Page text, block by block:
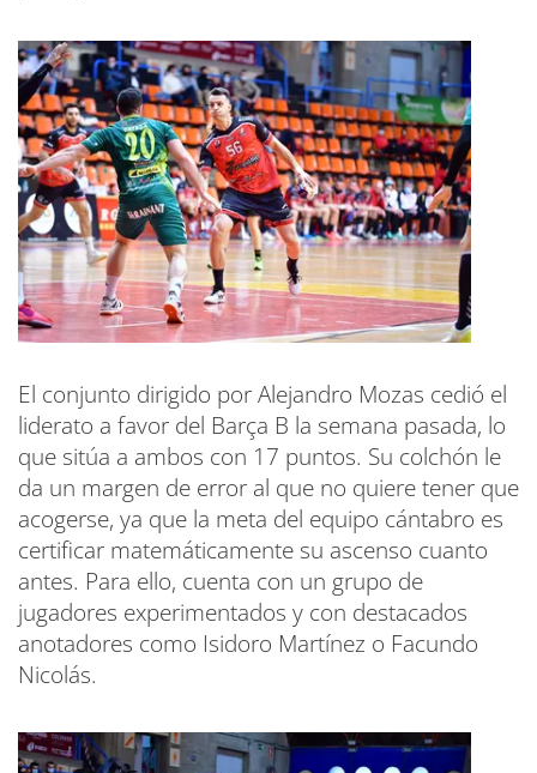
El conjunto dirigido por Alejandro Mozas cedió el
liderato a favor del Barça B la semana pasada, lo
que sitúa a ambos con 17 puntos. Su colchón le
da un margen de error al que no quiere tener que
acogerse, ya que la meta del equipo cántabro es
certificar matemáticamente su ascenso cuanto
antes. Para ello, cuenta con un grupo de
jugadores experimentados y con destacados
anotadores como Isidoro Martínez o Facundo
Nicolás.